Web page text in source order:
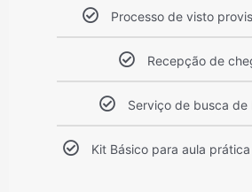
Processo de visto
Recepção de
Serviço de busca de
Kit Básico para aula